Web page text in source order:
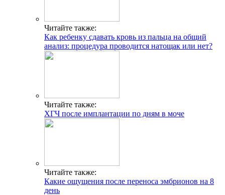
Читайте также:
Как ребенку сдавать кровь из пальца на общий
анализ: процедура проводится натощак или нет?
Читайте также:
ХГЧ после имплантации по дням в моче
Читайте также:
Какие ощущения после переноса эмбрионов на 8
день